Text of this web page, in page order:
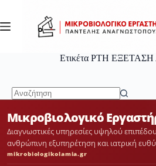
περιεχόμενο
Ετικέτα PTH
results
Μικροβιολογικό
Διαγνωστικές υπηρεσίες υψηλού
ανθρώπινη εξυπηρέτηση και ιατρική
mikrobiologikolamia.gr